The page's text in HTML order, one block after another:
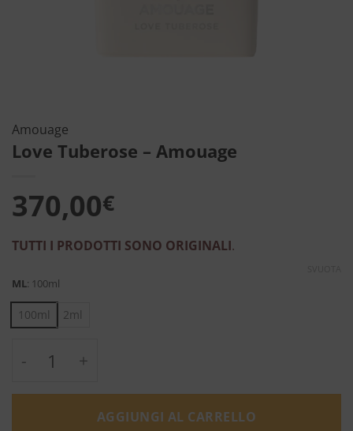
Amouage
Love Tuberose – Amouage
370,00€
TUTTI I PRODOTTI SONO ORIGINALI.
ML: 100ml
100ml 2ml
Love Tuberose - Amouage quantità
AGGIUNGI AL CARRELLO